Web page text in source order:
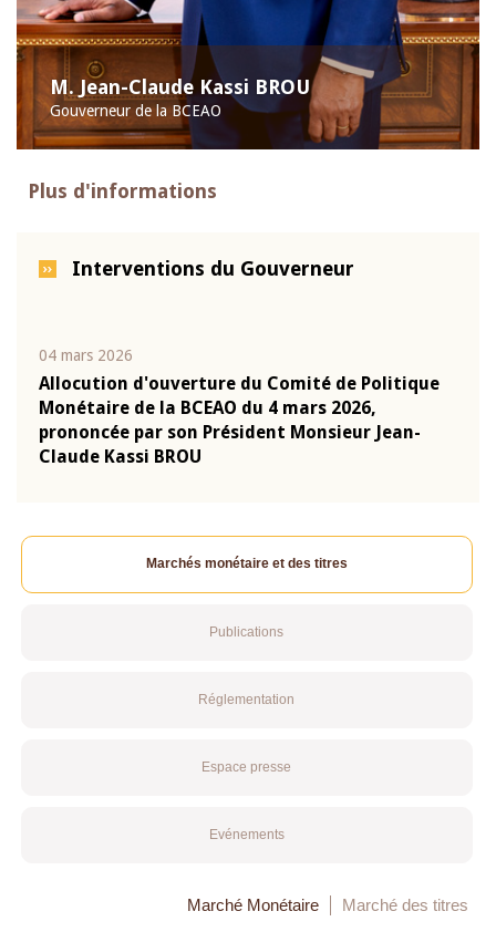
M. Jean-Claude Kassi BROU
Gouverneur de la BCEAO
Plus d'informations
Interventions du Gouverneur
04 mars 2026
Allocution d'ouverture du Comité de Politique
Monétaire de la BCEAO du 4 mars 2026,
prononcée par son Président Monsieur Jean-
Claude Kassi BROU
Marchés monétaire et des titres
Publications
Réglementation
Espace presse
Evénements
Marché Monétaire Marché des titres